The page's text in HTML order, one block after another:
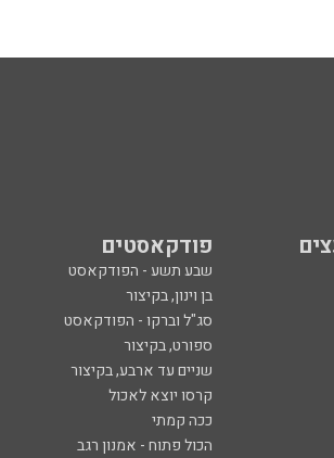
פודקאסטים
שבע תשע - הפודקאסט
בן וינון, בקיצור
סג"ל וברקו - הפודקאסט
ספורט, בקיצור
שניים עד ארבע, בקיצור
קרסו יוצא לאכול
ככה קמתי
הכול פתוח - אמנון רגב